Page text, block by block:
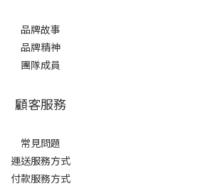
品牌故事
品牌精神
團隊成員
顧客服務
常見問題
運送服務方式
付款服務方式